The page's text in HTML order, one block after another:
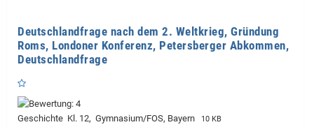
Deutschlandfrage nach dem 2. Weltkrieg, Gründung
Roms, Londoner Konferenz, Petersberger Abkommen,
Deutschlandfrage
Geschichte Kl. 12, Gymnasium/FOS, Bayern 10 KB